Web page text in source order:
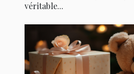
véritable...